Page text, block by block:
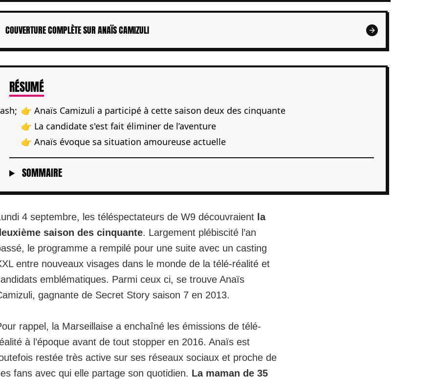
COUVERTURE COMPLÈTE SUR ANAÏS CAMIZULI
RÉSUMÉDE L'ARTICLE
👉 Anaïs Camizuli a participé à cette saison deux des cinquante
👉 La candidate s'est fait éliminer de l’aventure
👉 Anaïs évoque sa situation amoureuse actuelle
SOMMAIRE
4 septembre, les téléspectateurs de W9 découvraient la
saison des cinquante. Largement plébiscité l’an
le programme a rempilé pour une suite avec un casting
entre nouveaux visages dans le monde de la télé-réalité et
emblématiques. Parmi ceux ci, se trouve Anaïs
gagnante de Secret Story saison 7 en 2013.
rappel, la Marseillaise a enchaîné les émissions de télé-
à l’époque avant de tout stopper en 2016. Anaïs est
restée très active sur ses réseaux sociaux et proche de
fans avec qui elle partage son quotidien. La maman de 35